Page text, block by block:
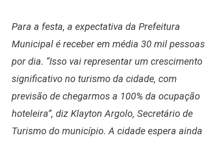
Para a festa, a expectativa da Prefeitura
Municipal é receber em média 30 mil pessoas
por dia. “Isso vai representar um crescimento
significativo no turismo da cidade, com
previsão de chegarmos a 100% da ocupação
hoteleira”, diz Klayton Argolo, Secretário de
Turismo do município. A cidade espera ainda